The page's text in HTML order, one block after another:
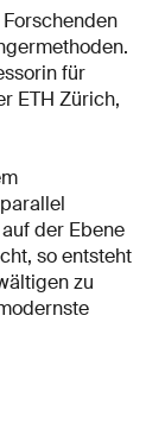
für
ETH Zürich,
der Ebene
so entsteht
zu